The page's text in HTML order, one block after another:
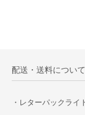
配送・送料について
・レターパックライ